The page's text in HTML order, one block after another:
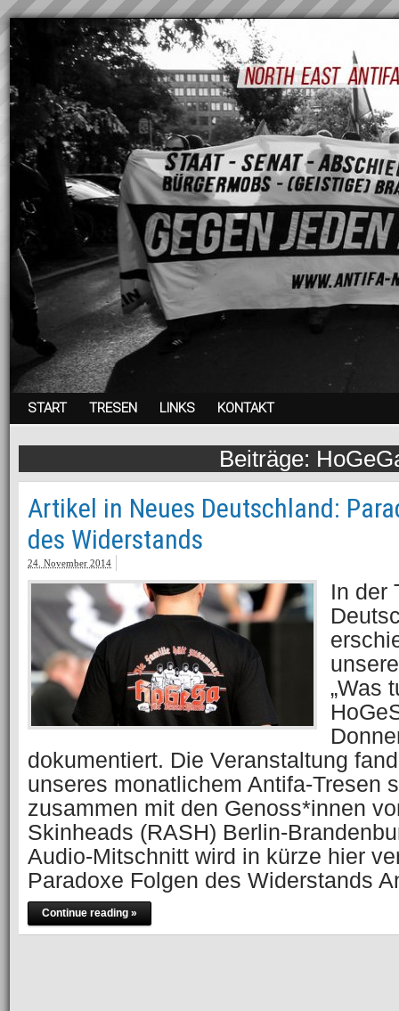
START TRESEN LINKS KONTAKT
Artikel in Neues Deutschland:
des Widerstands
24. November 2014
In der
„Was
dokumentiert. Die Veranstaltung
unseres monatlichem Antifa-Tresen
zusammen mit den Genoss*innen
Skinheads (RASH) Berlin-
Audio-Mitschnitt wird in kürze hier
Paradoxe Folgen des Widerstands
Continue reading »